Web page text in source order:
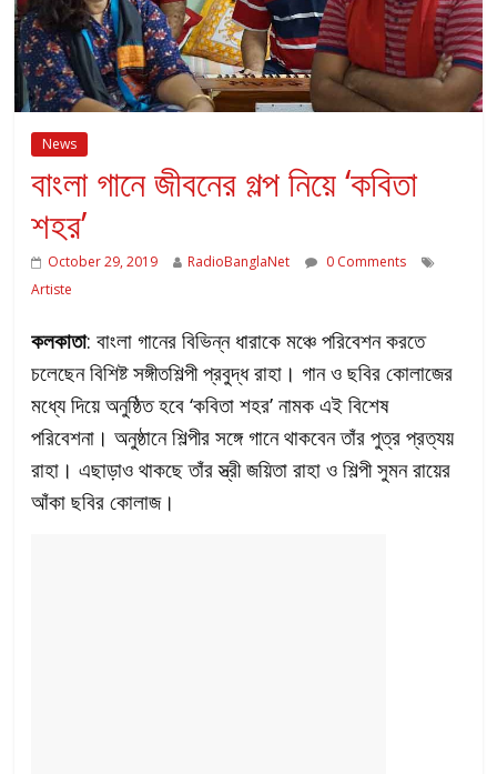
News
বাংলা গানে জীবনের গল্প নিয়ে ‘কবিতা
শহর’
October 29, 2019 RadioBanglaNet
0 Comments
Artiste
কলকাতা: বাংলা গানের বিভিন্ন ধারাকে মঞ্চে পরিবেশন করতে
চলেছেন বিশিষ্ট সঙ্গীতশিল্পী প্রবুদ্ধ রাহা। গান ও ছবির কোলাজের
মধ্যে দিয়ে অনুষ্ঠিত হবে ‘কবিতা শহর’ নামক এই বিশেষ
পরিবেশনা। অনুষ্ঠানে শিল্পীর সঙ্গে গানে থাকবেন তাঁর পুত্র প্রত্যয়
রাহা। এছাড়াও থাকছে তাঁর স্ত্রী জয়িতা রাহা ও শিল্পী সুমন রায়ের
আঁকা ছবির কোলাজ।